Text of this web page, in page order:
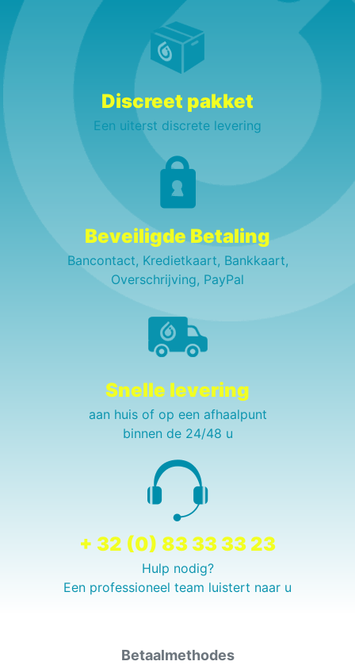
Discreet pakket
Een uiterst discrete levering
Beveiligde Betaling
Bancontact, Kredietkaart, Bankkaart,
Overschrijving, PayPal
Snelle levering
aan huis of op een afhaalpunt
binnen de 24/48 u
+ 32 (0) 83 33 33 23
Hulp nodig?
Een professioneel team luistert naar u
Betaalmethodes